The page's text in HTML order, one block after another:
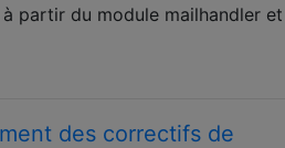
partir du module mailhandler et
des correctifs de